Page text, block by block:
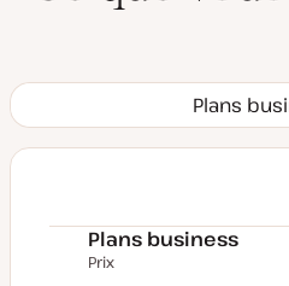
Plans
Plans business
Prix